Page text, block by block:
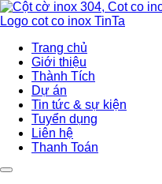
Trang chủ
Giới thiệu
Thành Tích
Dự án
Tin tức & sự kiện
Tuyển dụng
Liên hệ
Thanh Toán